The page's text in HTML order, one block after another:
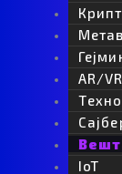
AR/VR
IoT